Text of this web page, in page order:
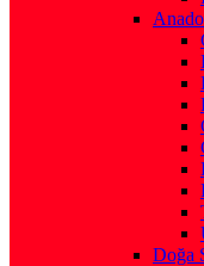
Doğa